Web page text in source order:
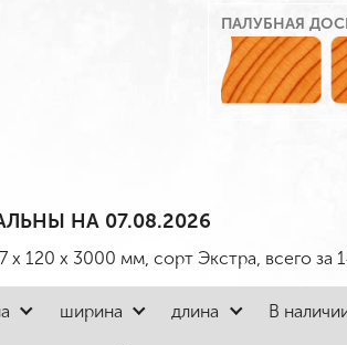
ПАЛУБНАЯ
НА 07.08.2026
x 120 x 3000 мм, сорт Экстра, всего за
ширина длина В